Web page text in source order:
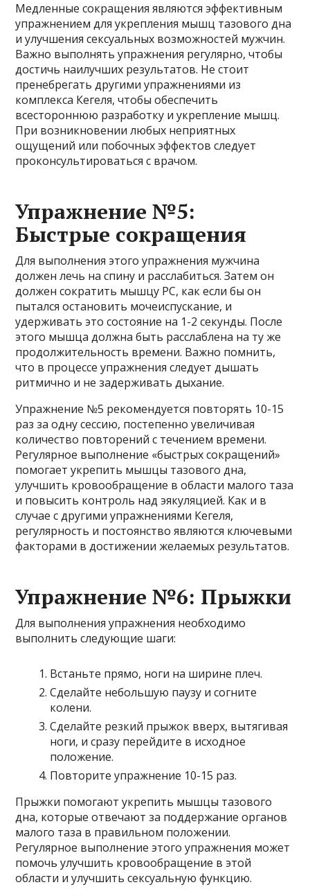
Медленные сокращения являются эффективным
упражнением для укрепления мышц тазового дна
и улучшения сексуальных возможностей мужчин.
Важно выполнять упражнения регулярно, чтобы
достичь наилучших результатов. Не стоит
пренебрегать другими упражнениями из
комплекса Кегеля, чтобы обеспечить
всестороннюю разработку и укрепление мышц.
При возникновении любых неприятных
ощущений или побочных эффектов следует
проконсультироваться с врачом.
Упражнение №5:
Быстрые сокращения
Для выполнения этого упражнения мужчина
должен лечь на спину и расслабиться. Затем он
должен сократить мышцу PC, как если бы он
пытался остановить мочеиспускание, и
удерживать это состояние на 1-2 секунды. После
этого мышца должна быть расслаблена на ту же
продолжительность времени. Важно помнить,
что в процессе упражнения следует дышать
ритмично и не задерживать дыхание.
Упражнение №5 рекомендуется повторять 10-15
раз за одну сессию, постепенно увеличивая
количество повторений с течением времени.
Регулярное выполнение «быстрых сокращений»
помогает укрепить мышцы тазового дна,
улучшить кровообращение в области малого таза
и повысить контроль над эякуляцией. Как и в
случае с другими упражнениями Кегеля,
регулярность и постоянство являются ключевыми
факторами в достижении желаемых результатов.
Упражнение №6: Прыжки
Для выполнения упражнения необходимо
выполнить следующие шаги:
Встаньте прямо, ноги на ширине плеч.
Сделайте небольшую паузу и согните
колени.
Сделайте резкий прыжок вверх, вытягивая
ноги, и сразу перейдите в исходное
положение.
Повторите упражнение 10-15 раз.
Прыжки помогают укрепить мышцы тазового
дна, которые отвечают за поддержание органов
малого таза в правильном положении.
Регулярное выполнение этого упражнения может
помочь улучшить кровообращение в этой
области и улучшить сексуальную функцию.